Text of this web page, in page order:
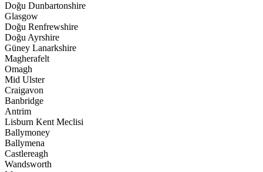
Doğu Dunbartonshire
Glasgow
Doğu Renfrewshire
Doğu Ayrshire
Güney Lanarkshire
Magherafelt
Omagh
Mid Ulster
Craigavon
Banbridge
Antrim
Lisburn Kent Meclisi
Ballymoney
Ballymena
Castlereagh
Wandsworth